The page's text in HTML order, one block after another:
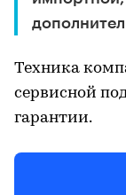
Техника
сервисной
гарантии.